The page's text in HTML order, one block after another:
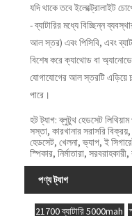
যদি থাকে তবে ইলেক্ট্রোলাইট
- ব্যাটারির মধ্যে বিচ্ছিন্ন
আল স্তর) এবং পিসিবি, এবং
বিশেষ করে ক্যাথোড বা
যোগাযোগের আল স্তরটি এড়িয়ে
পারে।
হট ট্যাগ: ব্লুটুথ হেডসেট
সস্তা, কারখানার সরাসরি
হেডসেট, খেলনা, ভ্যাপ, ই
স্পিকার, নির্মাতারা,
পণ্য ট্যাগ
21700 ব্যাটারি 5000mah